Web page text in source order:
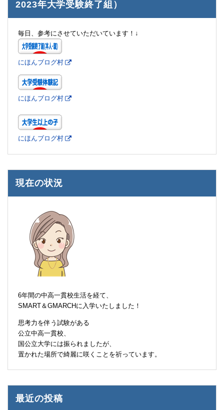
2023年大学受験終了組）
毎日、参考にさせていただいています！↓
にほんブログ村
にほんブログ村
にほんブログ村
現在の状況
6年間の中高一貫校生活を経て、
SMART＆GMARCHに入学いたしました！
思考力を伴う試験がある
公立中高一貫校、
国公立大学には振られましたが、
置かれた場所で綺麗に咲くことを祈っています。
最近の投稿